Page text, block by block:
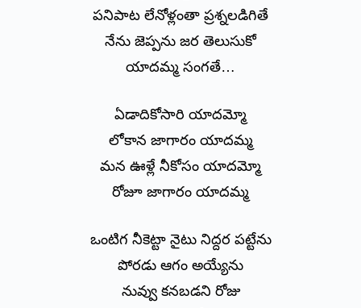
పనిపాట లేనోళ్లంతా ప్రశ్నలడిగితే
నేను జెప్పను జర తెలుసుకో
యాదమ్మ సంగతే…
ఏడాదికోసారి యాదమ్మో
లోకాన జాగారం యాదమ్మ
మన ఊళ్లే నీకోసం యాదమ్మో
రోజూ జాగారం యాదమ్మ
ఒంటిగ నీకెట్టా నైటు నిద్దర పట్టేను
పోరడు ఆగం అయ్యేను
నువ్వు కనబడని రోజు